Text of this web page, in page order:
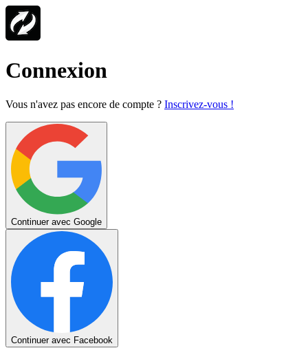
Connexion
Vous n'avez pas encore de compte ? Inscrivez-vous !
Continuer avec Google
Continuer avec Facebook